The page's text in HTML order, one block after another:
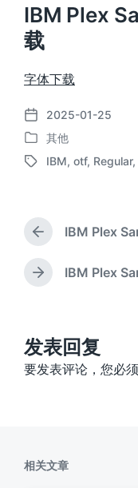
IBM Plex
载
字体下载
发
布
日
2025-01-25
发
布
其他
标
IBM, otf, Regular,
上
篇
文
章
IBM Plex
下
：
IBM Plex
发表回复
要发表评论，您必
相关文章